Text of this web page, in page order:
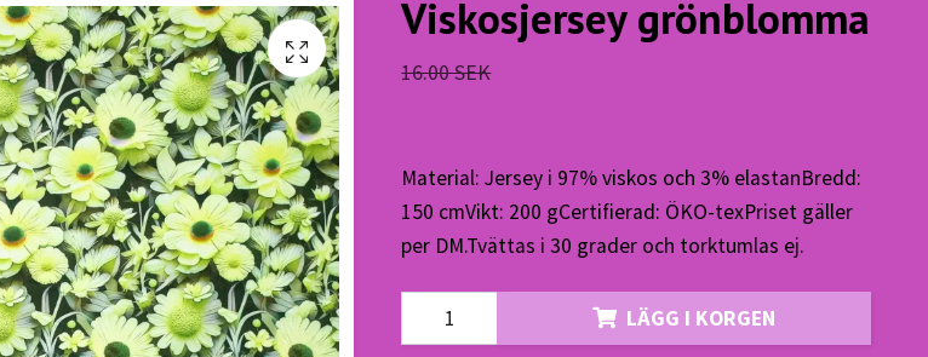
Viskosjersey grönblomma
16.00 SEK
Material: Jersey i 97% viskos och 3% elastanBredd:
150 cmVikt: 200 gCertifierad: ÖKO-texPriset gäller
per DM.Tvättas i 30 grader och torktumlas ej.
LÄGG I KORGEN